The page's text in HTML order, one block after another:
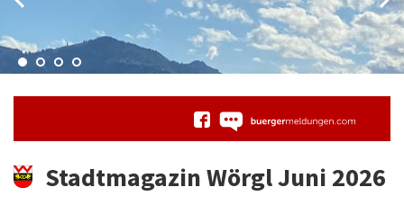
Stadtmagazin Wörgl Juni 2026